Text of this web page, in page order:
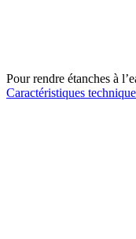
Pour rendre étanches à
Caractéristiques